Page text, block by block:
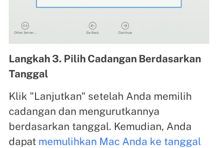
Langkah 3. Pilih Cadangan Berdasarkan
Tanggal
Klik "Lanjutkan" setelah Anda memilih
cadangan dan mengurutkannya
berdasarkan tanggal. Kemudian, Anda
dapat memulihkan Mac Anda ke tanggal